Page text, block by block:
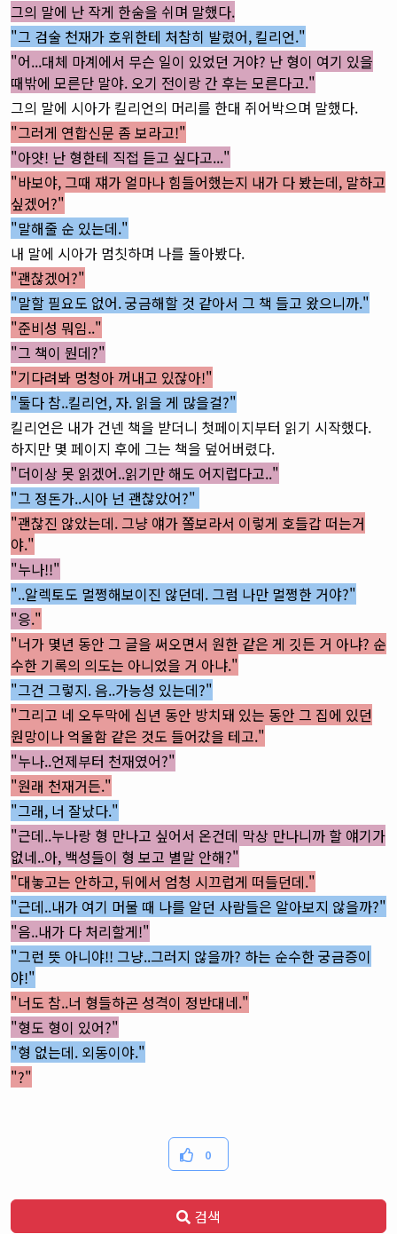
그의 말에 난 작게 한숨을 쉬며 말했다.
"그 검술 천재가 호위한테 처참히 발렸어, 킬리언."
"어...대체 마계에서 무슨 일이 있었던 거야? 난 형이 여기 있을
때밖에 모른단 말야. 오기 전이랑 간 후는 모른다고."
그의 말에 시아가 킬리언의 머리를 한대 쥐어박으며 말했다.
"그러게 연합신문 좀 보라고!"
"아얏! 난 형한테 직접 듣고 싶다고..."
"바보야, 그때 쟤가 얼마나 힘들어했는지 내가 다 봤는데, 말하고
싶겠어?"
"말해줄 순 있는데."
내 말에 시아가 멈칫하며 나를 돌아봤다.
"괜찮겠어?"
"말할 필요도 없어. 궁금해할 것 같아서 그 책 들고 왔으니까."
"준비성 뭐임.."
"그 책이 뭔데?"
"기다려봐 멍청아 꺼내고 있잖아!"
"둘다 참..킬리언, 자. 읽을 게 많을걸?"
킬리언은 내가 건넨 책을 받더니 첫페이지부터 읽기 시작했다.
하지만 몇 페이지 후에 그는 책을 덮어버렸다.
"더이상 못 읽겠어..읽기만 해도 어지럽다고.."
"그 정돈가..시아 넌 괜찮았어?"
"괜찮진 않았는데. 그냥 얘가 쫄보라서 이렇게 호들갑 떠는거
야."
"누나!!"
"..알렉토도 멀쩡해보이진 않던데. 그럼 나만 멀쩡한 거야?"
"응."
"너가 몇년 동안 그 글을 써오면서 원한 같은 게 깃든 거 아냐? 순
수한 기록의 의도는 아니었을 거 아냐."
"그건 그렇지. 음..가능성 있는데?"
"그리고 네 오두막에 십년 동안 방치돼 있는 동안 그 집에 있던
원망이나 억울함 같은 것도 들어갔을 테고."
"누나..언제부터 천재였어?"
"원래 천재거든."
"그래, 너 잘났다."
"근데..누나랑 형 만나고 싶어서 온건데 막상 만나니까 할 얘기가
없네..아, 백성들이 형 보고 별말 안해?"
"대놓고는 안하고, 뒤에서 엄청 시끄럽게 떠들던데."
"근데..내가 여기 머물 때 나를 알던 사람들은 알아보지 않을까?"
"음..내가 다 처리할게!"
"그런 뜻 아니야!! 그냥..그러지 않을까? 하는 순수한 궁금증이
야!"
"너도 참..너 형들하곤 성격이 정반대네."
"형도 형이 있어?"
"형 없는데. 외동이야."
"?"
0
검색